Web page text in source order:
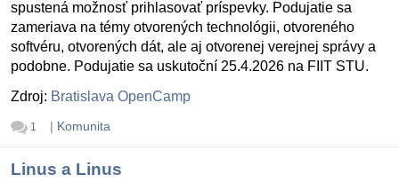
spustená možnosť prihlasovať príspevky. Podujatie sa
zameriava na témy otvorených technológii, otvoreného
softvéru, otvorených dát, ale aj otvorenej verejnej správy a
podobne. Podujatie sa uskutoční 25.4.2026 na FIIT STU.
Zdroj: Bratislava OpenCamp
1 | Komunita
Linus a Linus